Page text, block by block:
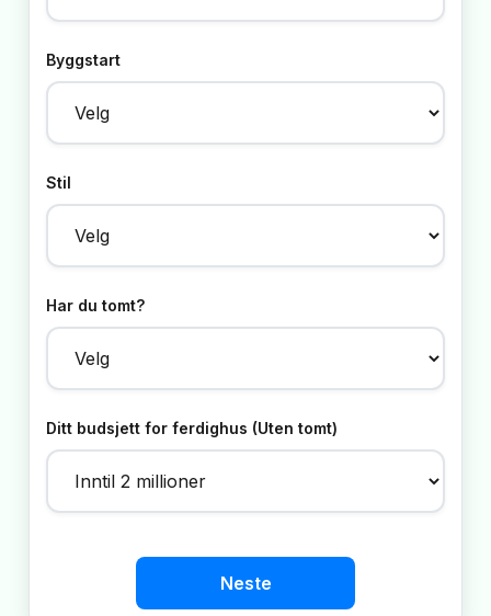
Byggstart
Stil
Har du tomt?
Ditt budsjett for ferdighus (Uten tomt)
Neste